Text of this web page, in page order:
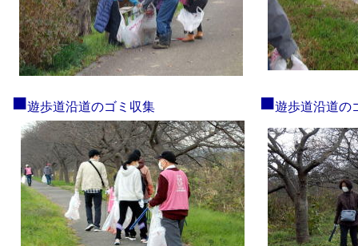
■遊歩道沿道のゴミ収集 ■遊歩道沿道の